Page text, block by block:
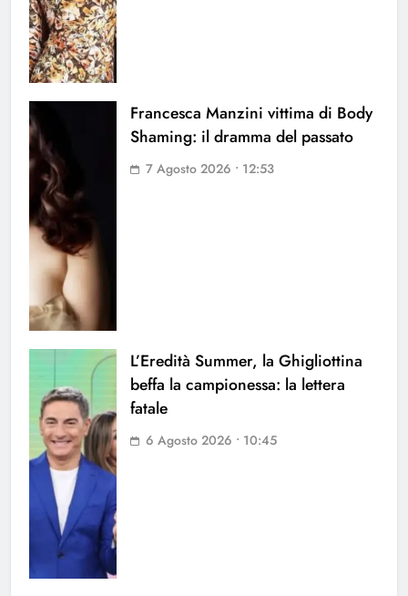
Francesca Manzini vittima di Body
Shaming: il dramma del passato
7 Agosto 2026 • 12:53
L’Eredità Summer, la Ghigliottina
beffa la campionessa: la lettera
fatale
6 Agosto 2026 • 10:45